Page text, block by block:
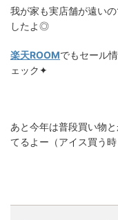
我が家も実店舗が遠い
したよ◎
楽天ROOMでもセール
ェック✦
あと今年は普段買い物
てるよー（アイス買う